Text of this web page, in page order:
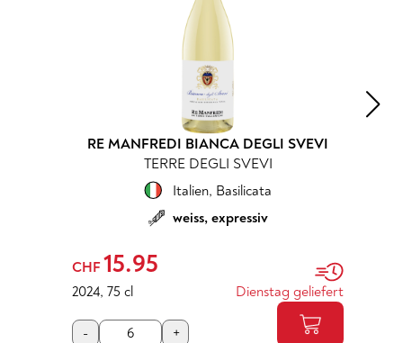
RE MANFREDI BIANCA DEGLI SVEVI
TERRE DEGLI SVEVI
Italien, Basilicata
weiss, expressiv
CHF 15.95
2024, 75 cl Dienstag geliefert
- +